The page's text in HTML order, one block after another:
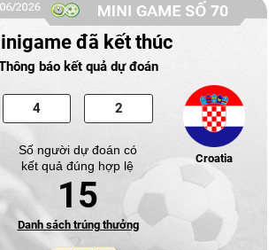
đã kết thúc
báo kết quả dự đoán
Croatia
Số người dự đoán có
kết quả đúng hợp lệ
15
Danh sách trúng thưởng